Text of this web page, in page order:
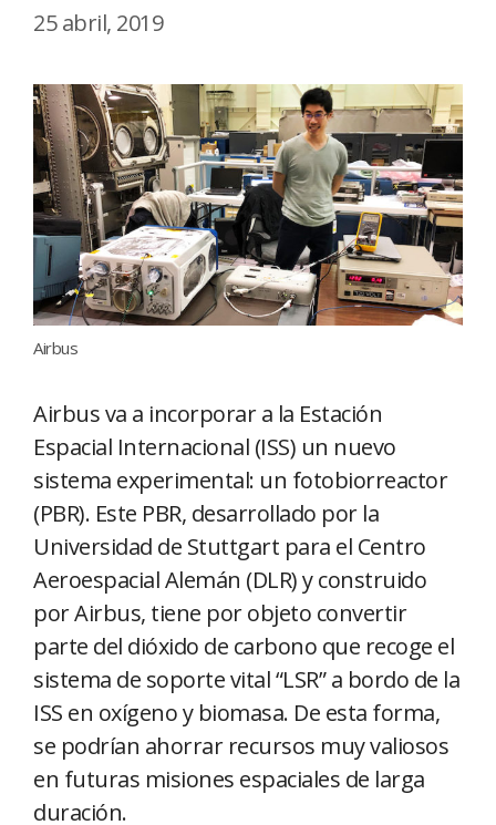
25 abril, 2019
Airbus
Airbus va a incorporar a la Estación
Espacial Internacional (ISS) un nuevo
sistema experimental: un fotobiorreactor
(PBR). Este PBR, desarrollado por la
Universidad de Stuttgart para el Centro
Aeroespacial Alemán (DLR) y construido
por Airbus, tiene por objeto convertir
parte del dióxido de carbono que recoge el
sistema de soporte vital “LSR” a bordo de la
ISS en oxígeno y biomasa. De esta forma,
se podrían ahorrar recursos muy valiosos
en futuras misiones espaciales de larga
duración.